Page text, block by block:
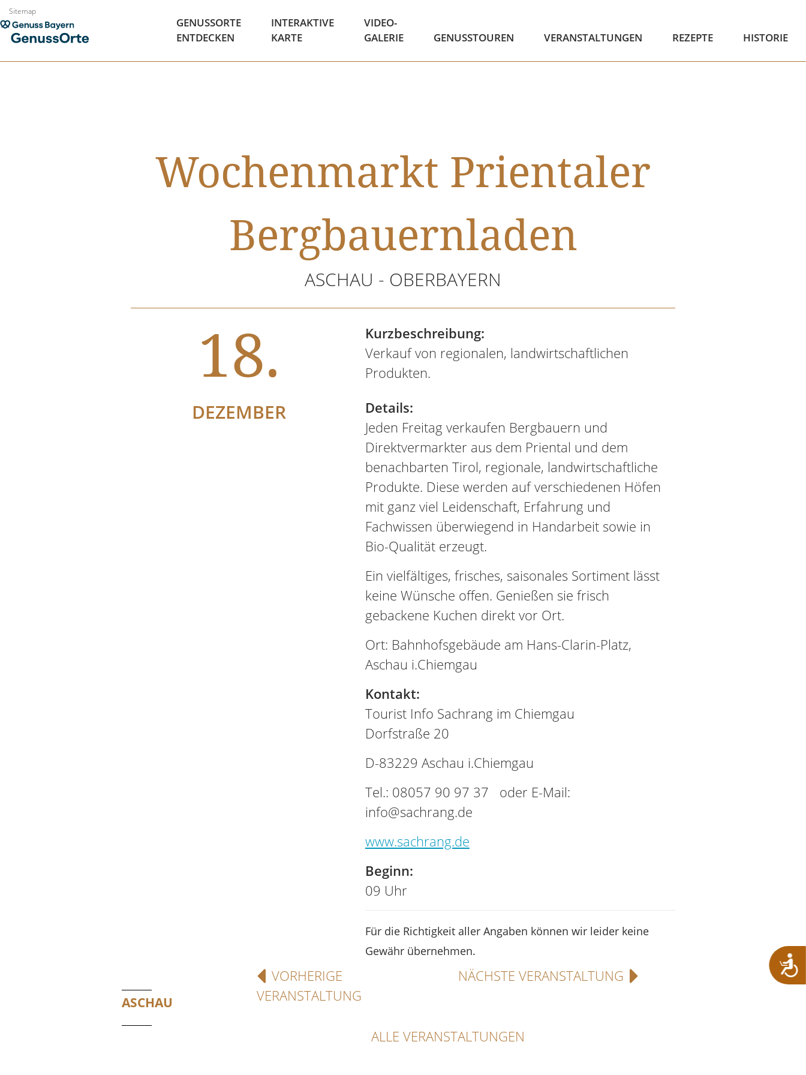
Zum
Inhalt
springen
Sitemap
GENUSSORTE
ENTDECKEN
INTERAKTIVE
KARTE
VIDEO-
GALERIE
GENUSSTOUREN VERANSTALTUNGEN REZEPTE HISTORIE
Wochenmarkt Prientaler
Bergbauernladen
ASCHAU - OBERBAYERN
18.
DEZEMBER
Kurzbeschreibung:
Verkauf von regionalen, landwirtschaftlichen
Produkten.
Details:
Jeden Freitag verkaufen Bergbauern und
Direktvermarkter aus dem Priental und dem
benachbarten Tirol, regionale, landwirtschaftliche
Produkte. Diese werden auf verschiedenen Höfen
mit ganz viel Leidenschaft, Erfahrung und
Fachwissen überwiegend in Handarbeit sowie in
Bio-Qualität erzeugt.
Ein vielfältiges, frisches, saisonales Sortiment lässt
keine Wünsche offen. Genießen sie frisch
gebackene Kuchen direkt vor Ort.
Ort: Bahnhofsgebäude am Hans-Clarin-Platz,
Aschau i.Chiemgau
Kontakt:
Tourist Info Sachrang im Chiemgau
Dorfstraße 20
D-83229 Aschau i.Chiemgau
Tel.: 08057 90 97 37 oder E-Mail:
info@sachrang.de
www.sachrang.de
Beginn:
09 Uhr
Für die Richtigkeit aller Angaben können wir leider keine
Gewähr übernehmen.
ASCHAU
VORHERIGE
VERANSTALTUNG
NÄCHSTE VERANSTALTUNG
ALLE VERANSTALTUNGEN